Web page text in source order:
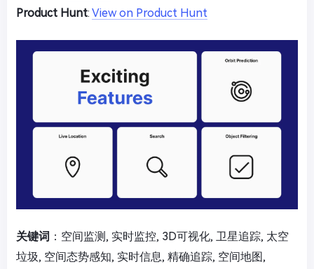
Product Hunt: View on Product Hunt
关键词 ：空间监测, 实时监控, 3D可视化, 卫星追踪, 太空
垃圾, 空间态势感知, 实时信息, 精确追踪, 空间地图,